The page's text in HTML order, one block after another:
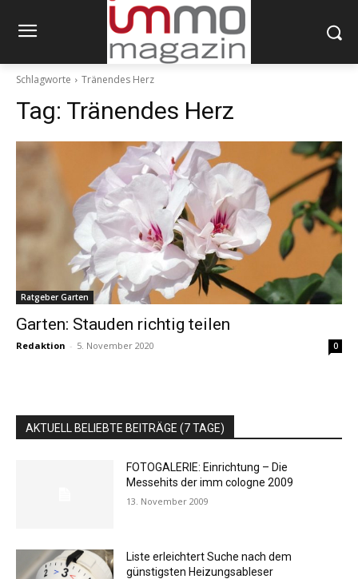
Schlagworte Tränendes Herz
Tag: Tränendes Herz
Ratgeber Garten
Garten: Stauden richtig teilen
Redaktion - 5. November 2020 0
AKTUELL BELIEBTE BEITRÄGE (7 TAGE)
FOTOGALERIE: Einrichtung – Die
Messehits der imm cologne 2009
13. November 2009
Liste erleichtert Suche nach dem
günstigsten Heizungsableser